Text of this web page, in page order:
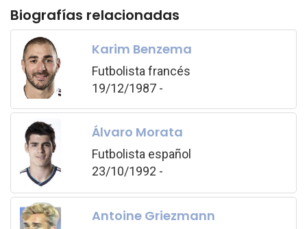
Biografías relacionadas
Karim Benzema
Futbolista francés
19/12/1987 -
Álvaro Morata
Futbolista español
23/10/1992 -
Antoine Griezmann